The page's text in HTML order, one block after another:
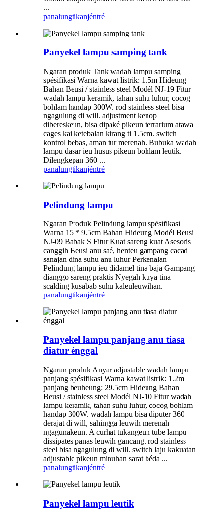
...
panalungtikanjéntré
Panyekel lampu samping tank
Ngaran produk Tank wadah lampu samping
spésifikasi Warna kawat listrik: 1.5m Hideung
Bahan Beusi / stainless steel Modél NJ-19 Fitur
wadah lampu keramik, tahan suhu luhur, cocog
bohlam handap 300W. rod stainless steel bisa
ngagulung di will. adjustment kenop
dibereskeun, bisa dipaké pikeun terrarium atawa
cages kai ketebalan kirang ti 1.5cm. switch
kontrol bebas, aman tur merenah. Bubuka wadah
lampu dasar ieu husus pikeun bohlam leutik.
Dilengkepan 360 ...
panalungtikanjéntré
Pelindung lampu
Ngaran Produk Pelindung lampu spésifikasi
Warna 15 * 9.5cm Bahan Hideung Modél Beusi
NJ-09 Babak S Fitur Kuat sareng kuat Asesoris
canggih Beusi anu saé, henteu gampang cacad
sanajan dina suhu anu luhur Perkenalan
Pelindung lampu ieu didamel tina baja Gampang
dianggo sareng praktis Nyegah kuya tina
scalding kusabab suhu kaleuleuwihan.
panalungtikanjéntré
Panyekel lampu panjang anu tiasa
diatur énggal
Ngaran produk Anyar adjustable wadah lampu
panjang spésifikasi Warna kawat listrik: 1.2m
panjang beuheung: 29.5cm Hideung Bahan
Beusi / stainless steel Modél NJ-10 Fitur wadah
lampu keramik, tahan suhu luhur, cocog bohlam
handap 300W. wadah lampu bisa diputer 360
derajat di will, sahingga leuwih merenah
ngagunakeun. A curhat tukangeun tube lampu
dissipates panas leuwih gancang. rod stainless
steel bisa ngagulung di will. switch laju kakuatan
adjustable pikeun minuhan sarat béda ...
panalungtikanjéntré
Panyekel lampu leutik